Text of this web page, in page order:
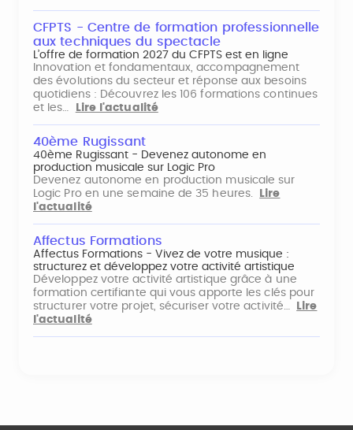
CFPTS - Centre de formation professionnelle
aux techniques du spectacle
L’offre de formation 2027 du CFPTS est en ligne
Innovation et fondamentaux, accompagnement
des évolutions du secteur et réponse aux besoins
quotidiens : Découvrez les 106 formations continues
et les…
Lire l'actualité
40ème Rugissant
40ème Rugissant - Devenez autonome en
production musicale sur Logic Pro
Devenez autonome en production musicale sur
Logic Pro en une semaine de 35 heures.
Lire
l'actualité
Affectus Formations
Affectus Formations - Vivez de votre musique :
structurez et développez votre activité artistique
Développez votre activité artistique grâce à une
formation certifiante qui vous apporte les clés pour
structurer votre projet, sécuriser votre activité…
Lire
l'actualité